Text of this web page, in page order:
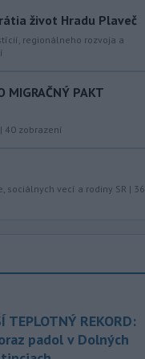
život Hradu Plaveč
regionálneho rozvoja a
MIGRAČNÝ PAKT
| 40 zobrazení
sociálnych vecí a rodiny SR | 36
TEPLOTNÝ REKORD:
padol v Dolných